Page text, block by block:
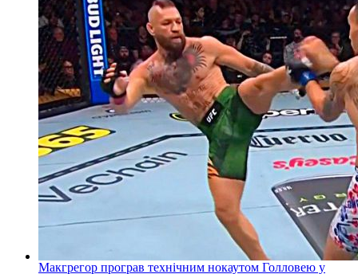
Макгрегор програв технічним нокаутом Голловею у